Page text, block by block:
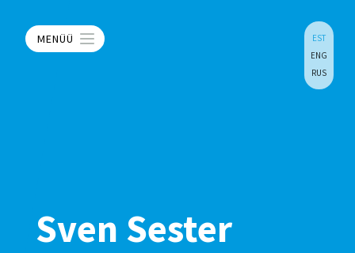
MENÜÜ
EST
ENG
RUS
Sven Sester